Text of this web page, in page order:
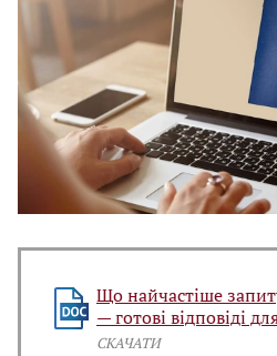
Що найчастіше
— готові відповіді
СКАЧАТИ